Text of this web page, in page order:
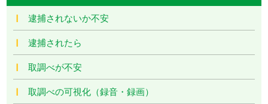
逮捕されないか不安
逮捕されたら
取調べが不安
取調べの可視化（録音・録画）